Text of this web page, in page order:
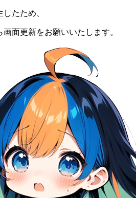
たため、
画面更新をお願いいたします。